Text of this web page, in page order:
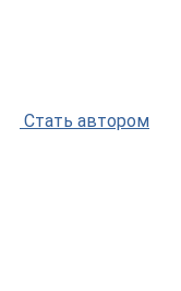
Стать автором